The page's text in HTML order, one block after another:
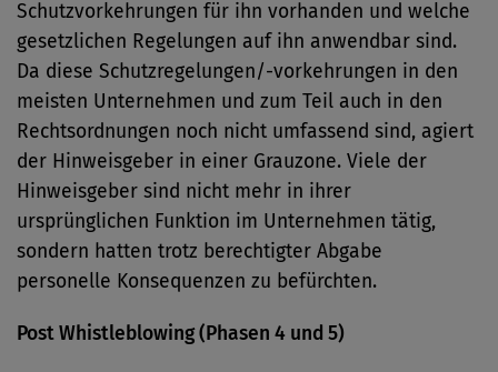
Schutzvorkehrungen für ihn vorhanden und welche
gesetzlichen Regelungen auf ihn anwendbar sind.
Da diese Schutzregelungen/-vorkehrungen in den
meisten Unternehmen und zum Teil auch in den
Rechtsordnungen noch nicht umfassend sind, agiert
der Hinweisgeber in einer Grauzone. Viele der
Hinweisgeber sind nicht mehr in ihrer
ursprünglichen Funktion im Unternehmen tätig,
sondern hatten trotz berechtigter Abgabe
personelle Konsequenzen zu befürchten.
Post Whistleblowing (Phasen 4 und 5)